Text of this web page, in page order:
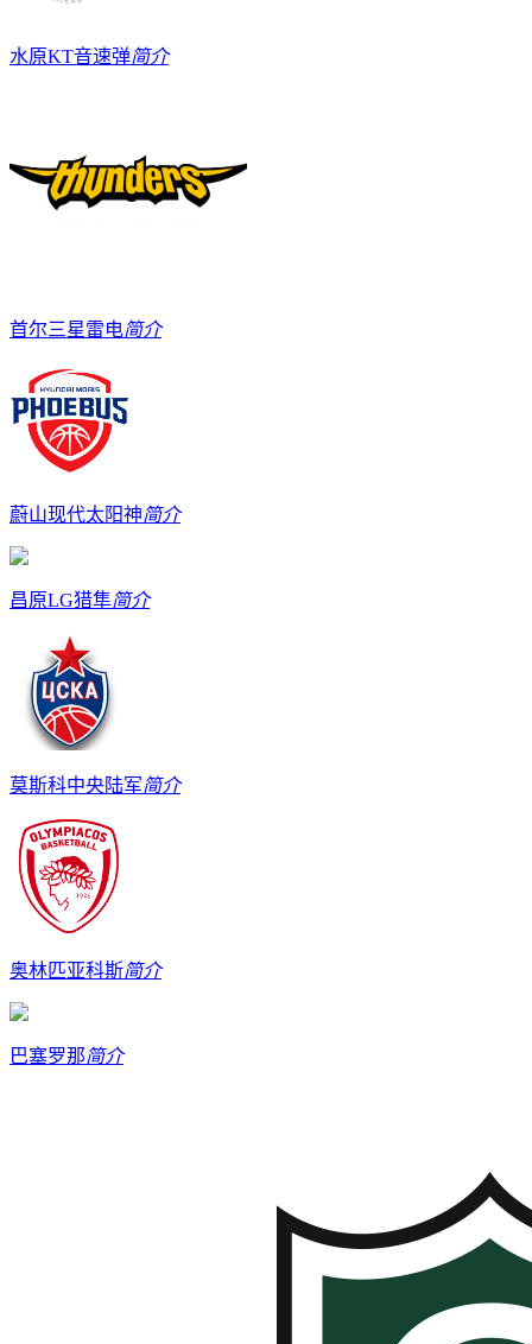
水原KT音速弹简介
首尔三星雷电简介
蔚山现代太阳神简介
昌原LG猎隼简介
莫斯科中央陆军简介
奥林匹亚科斯简介
巴塞罗那简介